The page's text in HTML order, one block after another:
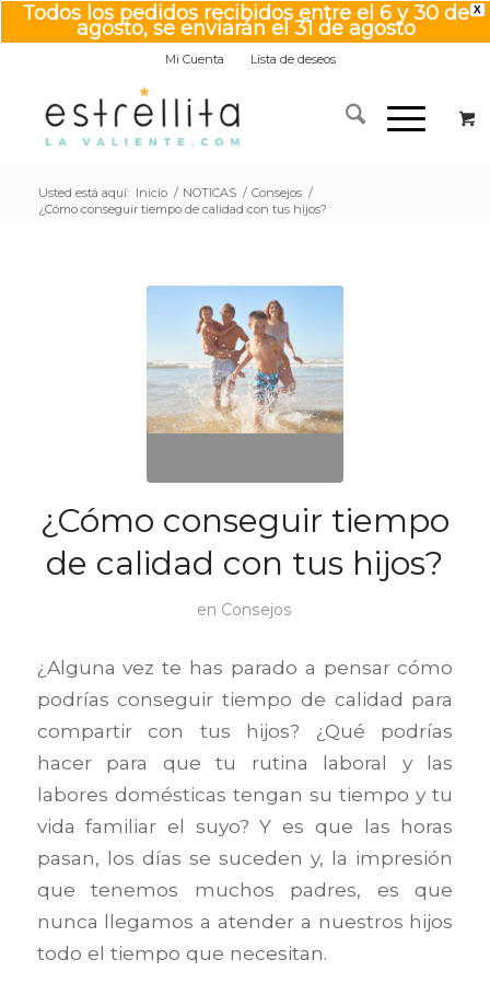
X
Todos los pedidos recibidos entre el 6 y 30 de
agosto, se enviarán el 31 de agosto
Mi Cuenta Lista de deseos
Usted está aquí: Inicio / NOTICAS / Consejos /
¿Cómo conseguir tiempo de calidad con tus hijos?
¿Cómo conseguir tiempo
de calidad con tus hijos?
en Consejos
¿Alguna vez te has parado a pensar cómo
podrías conseguir tiempo de calidad para
compartir con tus hijos? ¿Qué podrías
hacer para que tu rutina laboral y las
labores domésticas tengan su tiempo y tu
vida familiar el suyo? Y es que las horas
pasan, los días se suceden y, la impresión
que tenemos muchos padres, es que
nunca llegamos a atender a nuestros hijos
todo el tiempo que necesitan.